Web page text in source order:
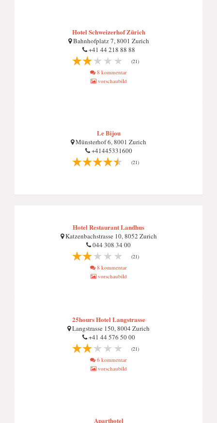
Hotel Schweizerhof Zürich
Bahnhofplatz 7, 8001 Zurich
+41 44 218 88 88
(21)
8 kommentar
vorschaubild
Le Bijou
Münsterhof 6, 8001 Zurich
+41445331600
(21)
Hotel Restaurant Landhus
Katzenbachstrasse 10, 8052 Zurich
044 308 34 00
(21)
8 kommentar
vorschaubild
25hours Hotel Langstrasse
Langstrasse 150, 8004 Zurich
+41 44 576 50 00
(21)
6 kommentar
vorschaubild
Aparthotel